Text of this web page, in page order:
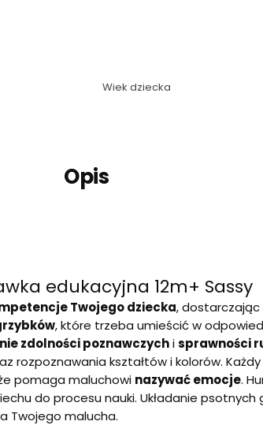
Wiek dziecka
Opis
edukacyjna 12m+ Sassy
Twojego dziecka, dostarczając
, które trzeba umieścić w
zdolności poznawczychisprawności
rozpoznawania kształtów i kolorów.
pomaga maluchowi nazywać emocje.
do procesu nauki. Układanie psotnych
Twojego malucha.